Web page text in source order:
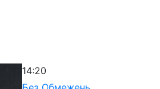
14:20